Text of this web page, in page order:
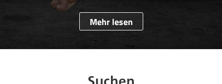
Mehr lesen
Suchen